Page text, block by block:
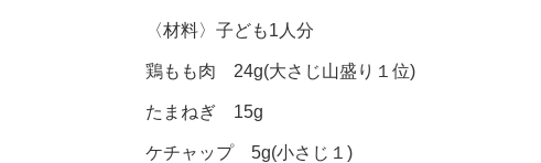
〈材料〉子ども1人分
鶏もも肉 24g(大さじ山盛り１位)
たまねぎ 15g
ケチャップ 5g(小さじ１)